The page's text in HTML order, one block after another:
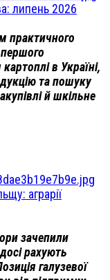
липень 2026
практичного
в Україні,
та пошуку
й шкільне
аграрії
зачепили
рахують
галузевої